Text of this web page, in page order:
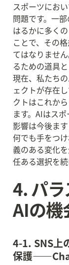
スポーツにお
問題です。一
はるかに多く
ことで、その
てはなりませ
るための道具
現在、私たち
ェクトが存在
クトはこれか
ます。AIはス
影響は今後ま
何でも手をつ
義のある変化
任ある選択を
4. パ
AIの機
4-1. SNS上
保護